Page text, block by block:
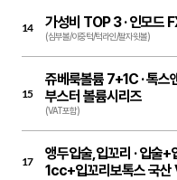
14 가성비 TOP 3 ·인모드
(심부볼/이중턱/턱라인/팔자윗볼)
15
쥬베룩볼륨 7+1C ·톡스
부스터 볼륨시리즈
(VAT포함)
17 앵두입술,입꼬리 ·입술+
1cc+입꼬리보톡스 국산